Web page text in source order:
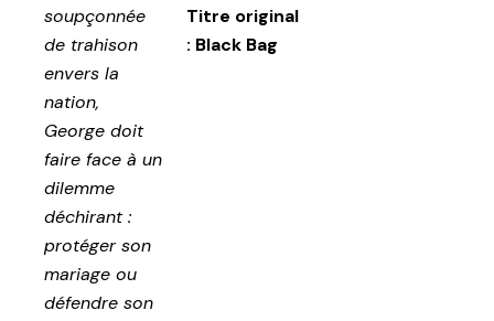
soupçonnée
de trahison
envers la
nation,
George doit
faire face à un
dilemme
déchirant :
protéger son
mariage ou
défendre son
Titre original
: Black Bag